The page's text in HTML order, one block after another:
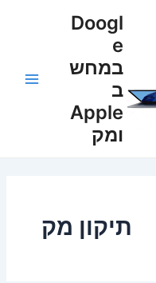
Doogl
e
במחש
ב
Apple
ומק
תיקון מק